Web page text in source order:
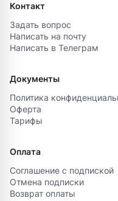
Контакт
Задать вопрос
Написать на почту
Написать в Телеграм
Документы
Политика
Оферта
Тарифы
Оплата
Соглашение с подпиской
Отмена подписки
Возврат оплаты